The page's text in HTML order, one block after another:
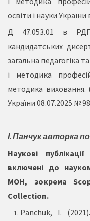
освіти і науки
Д 47.053.01 в
кандидатських
загальна педагогіка
і методика
методика виховання.
України 08.07.2025 №
І. Панчук авторка
Наукові
включені до
МОН, зокрема
Collection.
Рanchuk, I.